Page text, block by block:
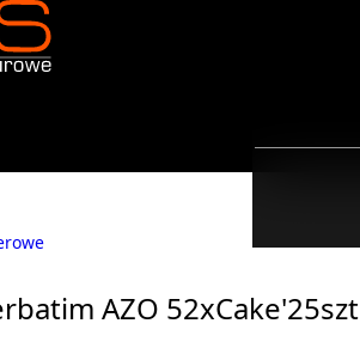
AZO 52xCake'25szt